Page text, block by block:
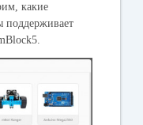
какие
поддерживает